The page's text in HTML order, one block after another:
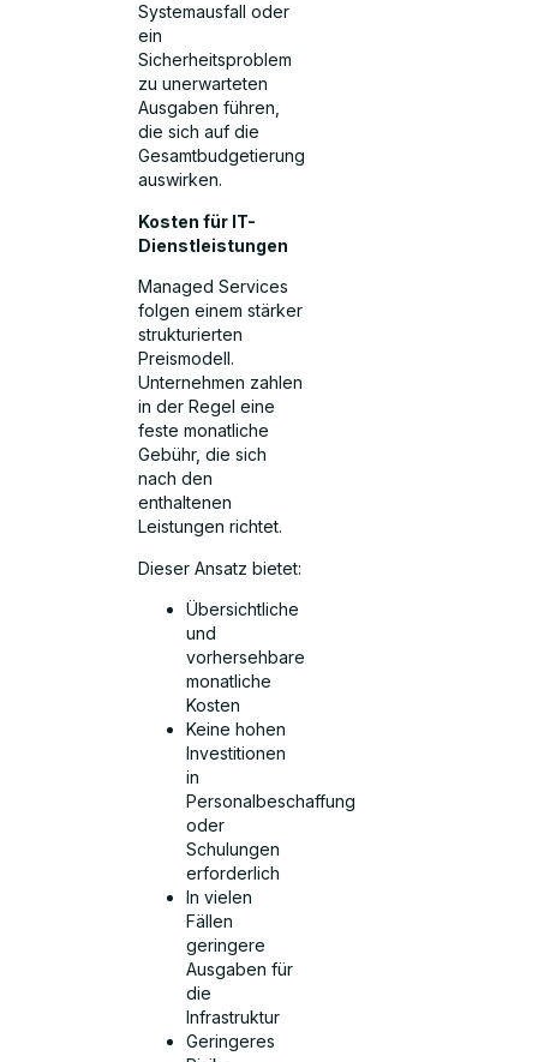
Systemausfall oder
ein
Sicherheitsproblem
zu unerwarteten
Ausgaben führen,
die sich auf die
Gesamtbudgetierung
auswirken.
Kosten für IT-
Dienstleistungen
Managed Services
folgen einem stärker
strukturierten
Preismodell.
Unternehmen zahlen
in der Regel eine
feste monatliche
Gebühr, die sich
nach den
enthaltenen
Leistungen richtet.
Dieser Ansatz bietet:
Übersichtliche
und
vorhersehbare
monatliche
Kosten
Keine hohen
Investitionen
in
Personalbeschaffung
oder
Schulungen
erforderlich
In vielen
Fällen
geringere
Ausgaben für
die
Infrastruktur
Geringeres